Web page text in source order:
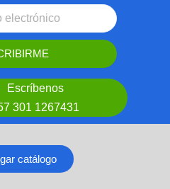
Escríbenos
301 1267431
catálogo